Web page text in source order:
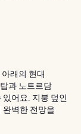
래의 현대
과 노트르담
어요. 지붕 덮인
완벽한 전망을